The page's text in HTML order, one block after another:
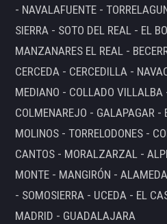
- NAVALAFUENTE -
SIERRA - SOTO DEL REAL - EL
MANZANARES EL REAL -
CERCEDA - CERCEDILLA -
MEDIANO - COLLADO
COLMENAREJO - GALAPAGAR -
MOLINOS - TORRELODONES -
CANTOS - MORALZARZAL -
MONTE - MANGIRÓN -
- SOMOSIERRA - UCEDA - EL
MADRID - GUADALAJARA